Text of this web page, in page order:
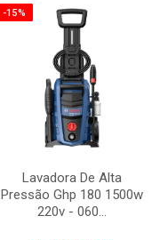
-15%
Lavadora De Alta
Pressão Ghp 180 1500w
220v - 060...